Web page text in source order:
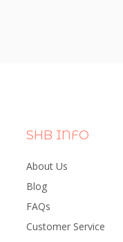
SHB INFO
About Us
Blog
FAQs
Customer Service